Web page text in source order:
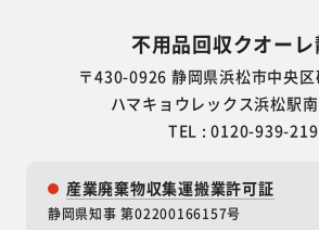
不用品回収クオーレ
〒430-0926 静岡県浜松市中央
ハマキョウレックス浜松駅
TEL : 0120-939-219
産業廃棄物収集運搬業許可証
静岡県知事 第02200166157号